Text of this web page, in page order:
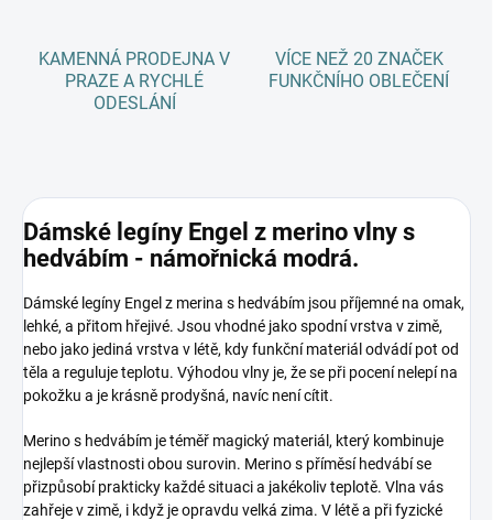
KAMENNÁ PRODEJNA V
PRAZE A RYCHLÉ
ODESLÁNÍ
VÍCE NEŽ 20 ZNAČEK
FUNKČNÍHO OBLEČENÍ
Dámské legíny Engel z merino vlny s
hedvábím - námořnická modrá.
Dámské legíny Engel z merina s hedvábím jsou příjemné na omak,
lehké, a přitom hřejivé. Jsou vhodné jako spodní vrstva v zimě,
nebo jako jediná vrstva v létě, kdy funkční materiál odvádí pot od
těla a reguluje teplotu. Výhodou vlny je, že se při pocení nelepí na
pokožku a je krásně prodyšná, navíc není cítit.
Merino s hedvábím je téměř magický materiál, který kombinuje
nejlepší vlastnosti obou surovin. Merino s příměsí hedvábí se
přizpůsobí prakticky každé situaci a jakékoliv teplotě. Vlna vás
zahřeje v zimě, i když je opravdu velká zima. V létě a při fyzické